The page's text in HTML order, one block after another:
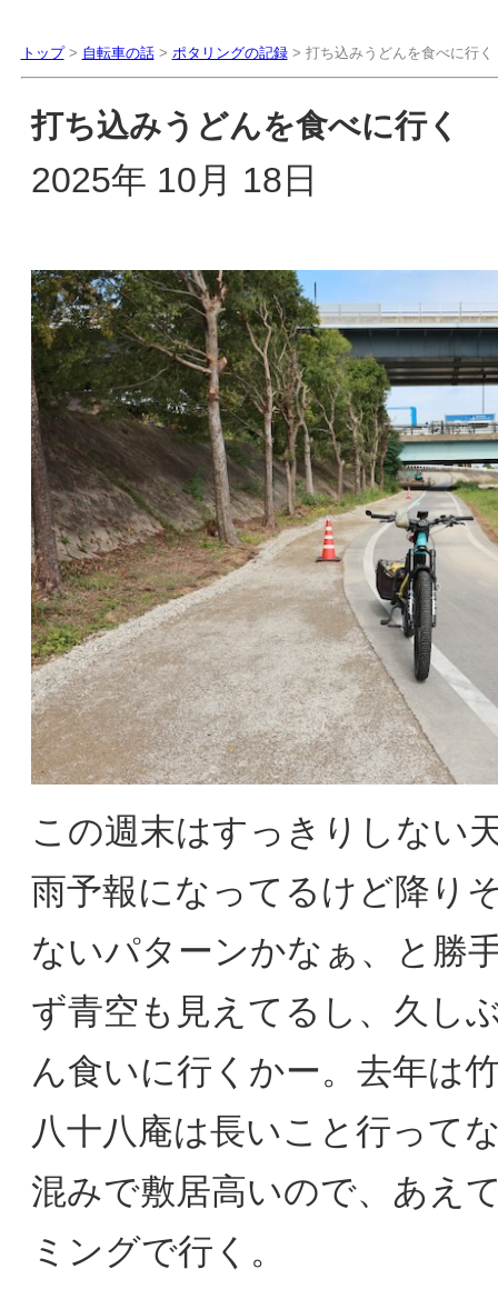
トップ> 自転車の話> ポタリングの記録> 打ち込みうどんを食べに行く
打ち込みうどんを食べに行く
2025年 10月 18日
この週末はすっきりしない
雨予報になってるけど降り
ないパターンかなぁ、と勝
ず青空も見えてるし、久し
ん食いに行くかー。去年は
八十八庵は長いこと行って
混みで敷居高いので、あえ
ミングで行く。